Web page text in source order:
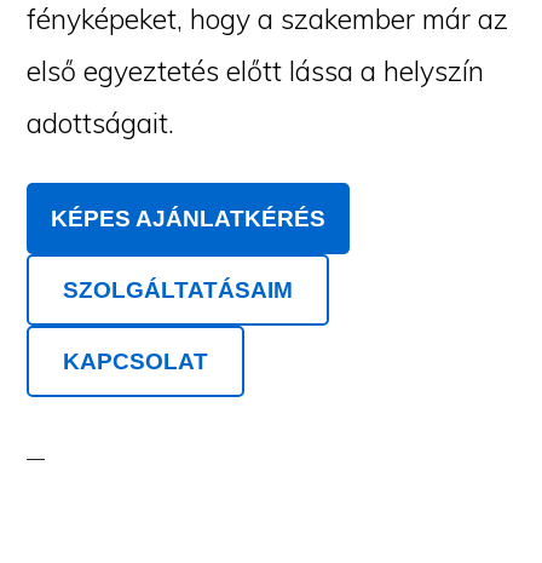
fényképeket, hogy a szakember már az
első egyeztetés előtt lássa a helyszín
adottságait.
KÉPES AJÁNLATKÉRÉS
SZOLGÁLTATÁSAIM
KAPCSOLAT